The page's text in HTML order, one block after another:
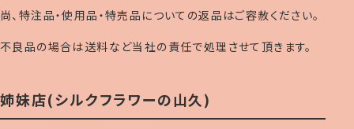
尚、特注品・使用品・特売品についての返品はご容赦ください。
不良品の場合は送料など当社の責任で処理させて頂きます。
姉妹店(シルクフラワーの山久)